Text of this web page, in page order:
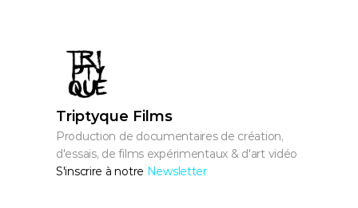
Triptyque Films
Production de documentaires de création,
d'essais, de films expérimentaux & d'art vidéo
S'inscrire à notre Newsletter